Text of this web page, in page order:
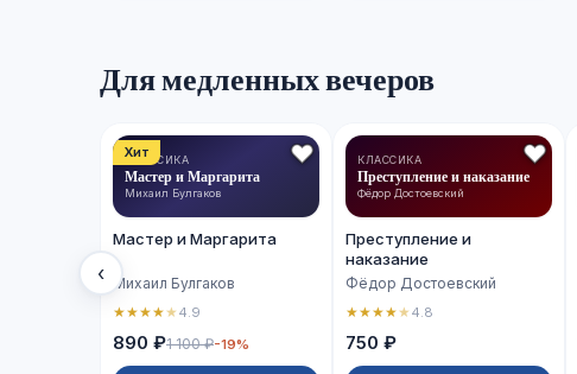
Для медленных вечеров
‹
Хит
КЛАССИКА
Мастер и Маргарита
Михаил Булгаков
Мастер и Маргарита
Михаил Булгаков
★★★★★4.9
890 ₽1 100 ₽-19%
КЛАССИКА
Преступление и наказание
Фёдор Достоевский
Преступление и
наказание
Фёдор Достоевский
★★★★★4.8
750 ₽